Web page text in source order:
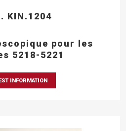
KIN.1204
pour les
5218-5221
INFORMATION